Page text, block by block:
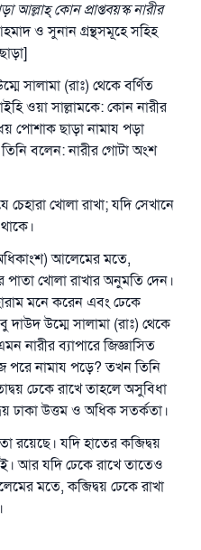
আল্লাহ্‌ কোন প্রাপ্তবয়স্ক নারীর
ও সুনান গ্রন্থসমূহে সহিহ
সালামা (রাঃ) থেকে বর্ণিত
ওয়া সাল্লামকে: কোন নারীর
পোশাক ছাড়া নামায পড়া
বলেন: নারীর গোটা অংশ
চেহারা খোলা রাখা; যদি সেখানে
আলেমের মতে,
খোলা রাখার অনুমতি দেন।
মনে করেন এবং ঢেকে
উম্মে সালামা (রাঃ) থেকে
নারীর ব্যাপারে জিজ্ঞাসিত
পরে নামায পড়ে? তখন তিনি
ঢেকে রাখে তাহলে অসুবিধা
ঢাকা উত্তম ও অধিক সতর্কতা।
রয়েছে। যদি হাতের কব্জিদ্বয়
আর যদি ঢেকে রাখে তাতেও
মতে, কব্জিদ্বয় ঢেকে রাখা
ওয়া সাল্লাম বলেছেন
সে সৎকর্মকারীর সমান
পাবে
১৮৯৩)
হোন